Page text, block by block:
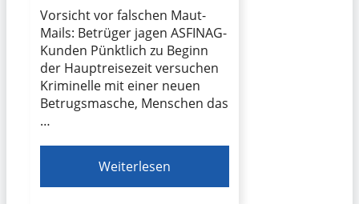
Vorsicht vor falschen Maut-
Mails: Betrüger jagen ASFINAG-
Kunden Pünktlich zu Beginn
der Hauptreisezeit versuchen
Kriminelle mit einer neuen
Betrugsmasche, Menschen das
…
Weiterlesen